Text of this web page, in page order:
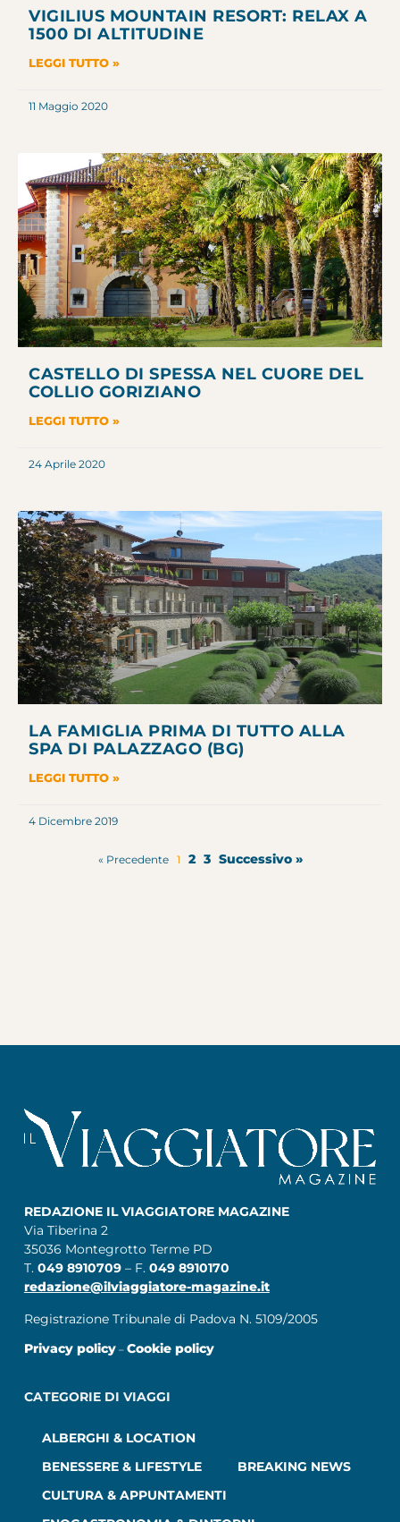
VIGILIUS MOUNTAIN RESORT: RELAX A
1500 DI ALTITUDINE
LEGGI TUTTO »
11 Maggio 2020
CASTELLO DI SPESSA NEL CUORE DEL
COLLIO GORIZIANO
LEGGI TUTTO »
24 Aprile 2020
LA FAMIGLIA PRIMA DI TUTTO ALLA
SPA DI PALAZZAGO (BG)
LEGGI TUTTO »
4 Dicembre 2019
« Precedente 1 2 3 Successivo »
REDAZIONE IL VIAGGIATORE MAGAZINE
Via Tiberina 2
35036 Montegrotto Terme PD
T. 049 8910709 – F. 049 8910170
redazione@ilviaggiatore-magazine.it
Registrazione Tribunale di Padova N. 5109/2005
Privacy policy– Cookie policy
CATEGORIE DI VIAGGI
ALBERGHI & LOCATION
BENESSERE & LIFESTYLE
BREAKING NEWS
CULTURA & APPUNTAMENTI